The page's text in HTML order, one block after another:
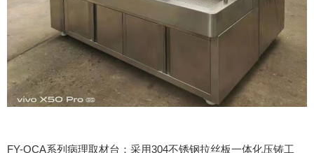
FY-QCA系列病理取材台：采用304不锈钢拉丝板一体化压铸工